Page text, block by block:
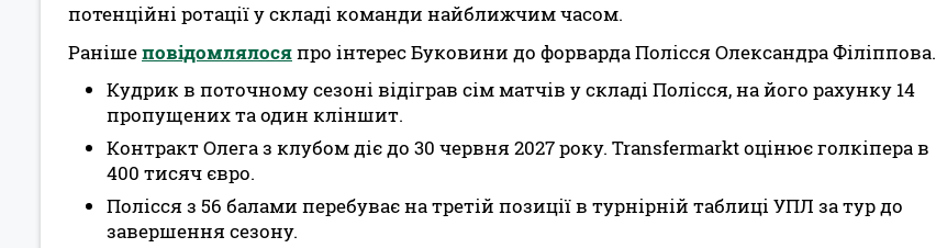
потенційні ротації у складі команди найближчим часом.
Ранішеповідомлялосяпро інтерес Буковини до форварда Полісся Олександра Філіппова.
Кудрик в поточному сезоні відіграв сім матчів у складі Полісся, на його рахунку 14
пропущених та один кліншит.
Контракт Олега з клубом діє до 30 червня 2027 року. Transfermarkt оцінює голкіпера в
400 тисяч євро.
Полісся з 56 балами перебуває на третій позиції в турнірній таблиці УПЛ за тур до
завершення сезону.